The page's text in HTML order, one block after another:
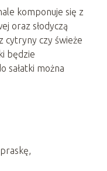
komponuje się z
oraz słodyczą
cytryny czy świeże
będzie
sałatki można